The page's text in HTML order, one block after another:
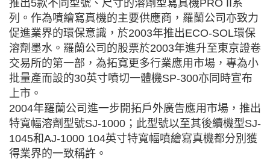
推出5款不同型號、尺寸的溶劑型寫真機PRO II系
列。作為噴繪寫真機的主要供應商，羅蘭公司亦致力
促進業界的環保意識，於2003年推出ECO-SOL環保
溶劑墨水。羅蘭公司的股票於2003年進升至東京證卷
交易所的第一部，為拓寬更多行業應用市場，專為小
批量產而設的30英寸噴切一體機SP-300亦同時宣布
上市。
2004年羅蘭公司進一步開拓戶外廣告應用市場，推出
特寬幅溶劑型號SJ-1000；此型號以至其後續機型SJ-
1045和AJ-1000 104英寸特寬幅噴繪寫真機都分別獲
得業界的一致稱許。